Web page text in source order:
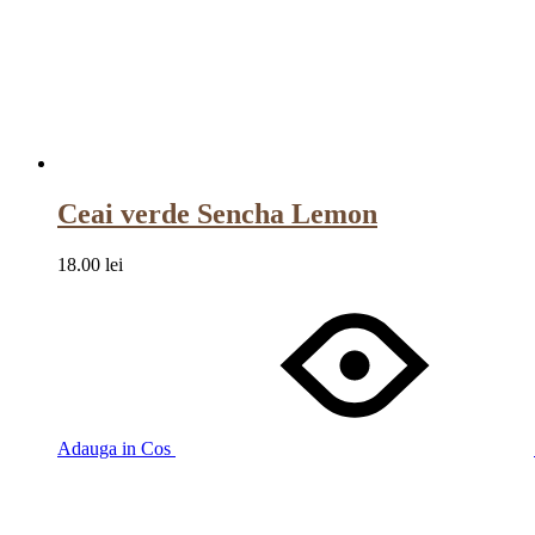
Ceai verde Sencha Lemon
18.00 lei
Adauga in Cos